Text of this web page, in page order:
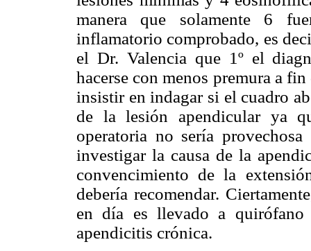
manera que solamente 6
inflamatorio comprobado, es
el Dr. Valencia que 1º el
hacerse con menos premura a
insistir en indagar si el cuadro
de la lesión apendicular ya
operatoria no sería
investigar la causa de la
convencimiento de la
debería recomendar.
en día es llevado a quirófano
apendicitis crónica.